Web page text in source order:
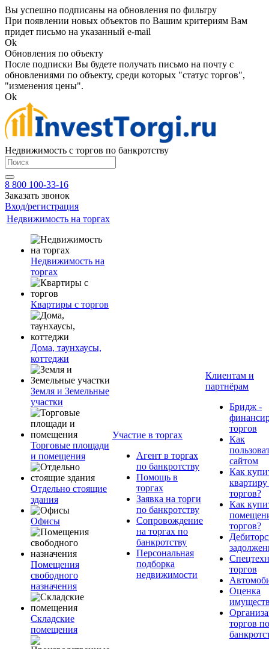
Вы успешно подписаны на обновления по фильтру
При появлении новых объектов по Вашим критериям Вам
придет письмо на указанный e-mail
Ok
Обновления по объекту
После подписки Вы будете получать письмо на почту с
обновлениями по объекту, среди которых "статус торгов",
"изменения цены".
Ok
Недвижимость с торгов по банкротству
8 800 100-33-16
Заказать звонок
Вход/регистрация
Недвижимость на торгах
Недвижимость на
торгах
Квартиры с торгов
Дома, таунхаусы,
коттеджи
Земля и Земельные
участки
Торговые площади
и помещения
Отдельно стоящие
здания
Офисы
Помещения
свободного
назначения
Складские
помещения
Участие в торгах
Агент в торгах
по банкротству
Помощь в
торгах
Заявка на торги
по банкротству
Сопровождение
на торгах по
банкротству
Персональная
подборка
недвижимости
Клиентам и
партнёрам
Бридж -
торгов
Как
сайтом
Как
квартиру
торгов?
Как
торгов?
торгов
Оценка
торгов по